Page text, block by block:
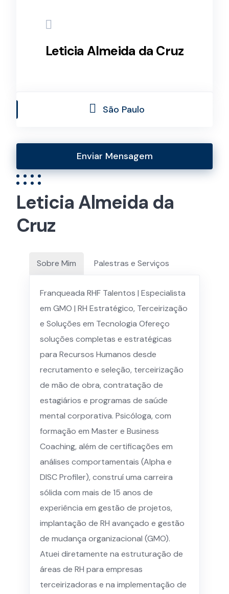
Leticia Almeida da Cruz
São Paulo
Enviar Mensagem
Leticia Almeida da
Cruz
Sobre Mim Palestras e Serviços
Franqueada RHF Talentos | Especialista
em GMO | RH Estratégico, Terceirização
e Soluções em Tecnologia Ofereço
soluções completas e estratégicas
para Recursos Humanos desde
recrutamento e seleção, terceirização
de mão de obra, contratação de
estagiários e programas de saúde
mental corporativa. Psicóloga, com
formação em Master e Business
Coaching, além de certificações em
análises comportamentais (Alpha e
DISC Profiler), construí uma carreira
sólida com mais de 15 anos de
experiência em gestão de projetos,
implantação de RH avançado e gestão
de mudança organizacional (GMO).
Atuei diretamente na estruturação de
áreas de RH para empresas
terceirizadoras e na implementação de